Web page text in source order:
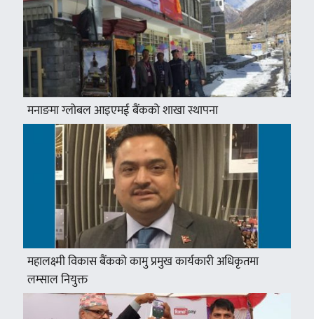
मनाङमा ग्लोबल आइएमई बैंकको शाखा स्थापना
महालक्ष्मी विकास बैंकको कामु प्रमुख कार्यकारी अधिकृतमा
लम्साल नियुक्त